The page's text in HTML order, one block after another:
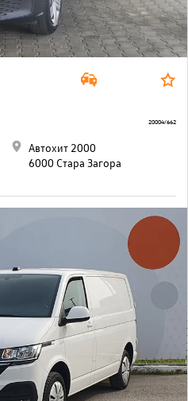
Автохит 2000
6000 Стара Загора
20004/662